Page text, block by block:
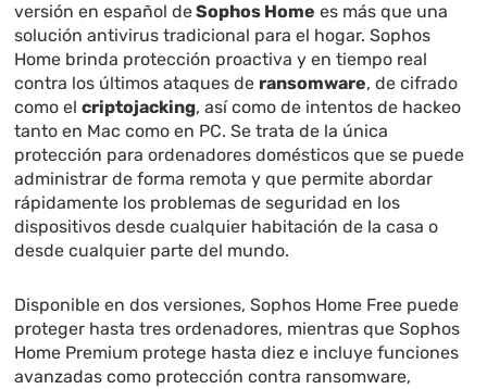
versión en español deSophos Home es más que una
solución antivirus tradicional para el hogar. Sophos
Home brinda protección proactiva y en tiempo real
contra los últimos ataques de ransomware, de cifrado
como elcriptojacking, así como de intentos de hackeo
tanto en Mac como en PC. Se trata de la única
protección para ordenadores domésticos que se puede
administrar de forma remota y que permite abordar
rápidamente los problemas de seguridad en los
dispositivos desde cualquier habitación de la casa o
desde cualquier parte del mundo.
Disponible en dos versiones, Sophos Home Free puede
proteger hasta tres ordenadores, mientras que Sophos
Home Premium protege hasta diez e incluye funciones
avanzadas como protección contra ransomware,